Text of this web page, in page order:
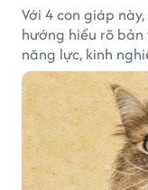
Với 4 con giáp
hướng hiểu rõ
năng lực, kinh
cơ hội từng tưởng
bằng những cơ